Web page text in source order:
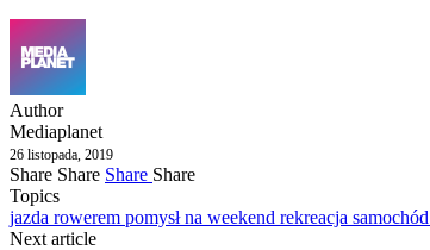
Author
Mediaplanet
26 listopada, 2019
Share Share Share Share
Topics
jazda rowerem pomysł na weekend rekreacja samochód
Next article